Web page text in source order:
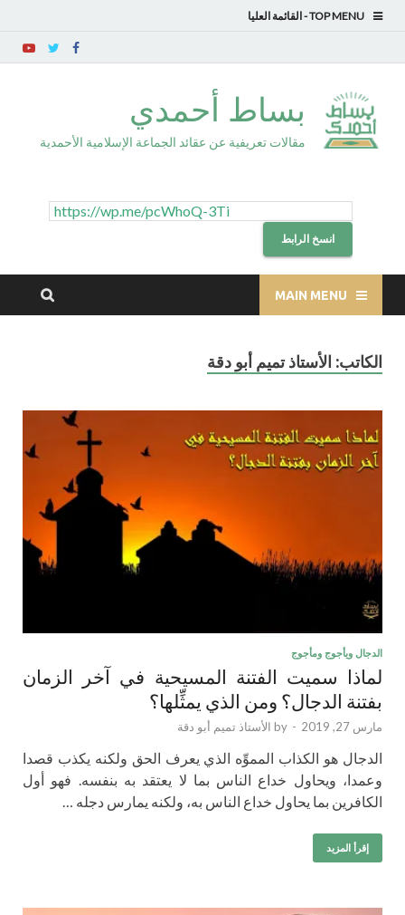
TOP MENU
بساط أحمدي
مقالات تعريفية عن عقائد الجماعة الإسلامية الأحمدية
انسخ الرابط
MAIN MENU
الكاتب: الأستاذ تميم أبو دقة
الدجال ويأجوج ومأجوج
لماذا سميت الفتنة المسيحية في آخر الزمان
بفتنة الدجال؟ ومن الذي يمثِّلها؟
مارس 27, 2019 -
by الأستاذ تميم أبو دقة
الدجال هو الكذاب المموِّه الذي يعرف الحق ولكنه يكذب قصدا
وعمدا، ويحاول خداع الناس بما لا يعتقد به بنفسه. فهو أول
الكافرين بما يحاول خداع الناس به، ولكنه يمارس دجله …
إقرأ المزيد